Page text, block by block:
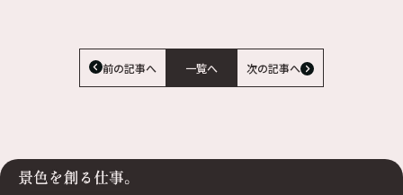
前の記事へ 一覧へ 次の記事へ